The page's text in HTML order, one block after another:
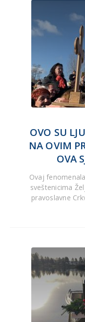
OVO SU
NA OVIM
OVA
Ovaj
sveštenicima
pravoslavne